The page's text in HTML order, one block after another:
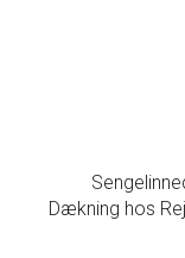
Dækning hos